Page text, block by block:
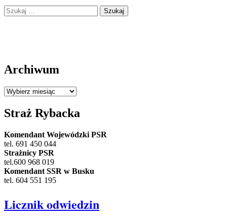
Szukaj:
Archiwum
Archiwum
Straż Rybacka
Komendant Wojewódzki PSR
tel. 691 450 044
Strażnicy PSR
tel.600 968 019
Komendant SSR w Busku
tel. 604 551 195
Licznik odwiedzin